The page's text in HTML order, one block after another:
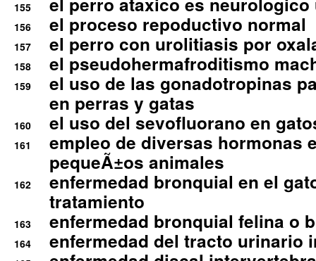
155
156 el proceso repoductivo normal
157 el perro con urolitiasis por
158 el pseudohermafroditismo
159
el uso de las gonadotropinas
en perras y gatas
160 el uso del sevofluorano en
161
empleo de diversas hormonas
pequeÃ±os animales
162
enfermedad bronquial en el
tratamiento
163 enfermedad bronquial felina o
164 enfermedad del tracto urinario